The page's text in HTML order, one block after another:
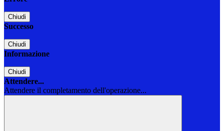
Chiudi
Successo
Chiudi
Informazione
Chiudi
Attendere...
Attendere il completamento dell'operazione...